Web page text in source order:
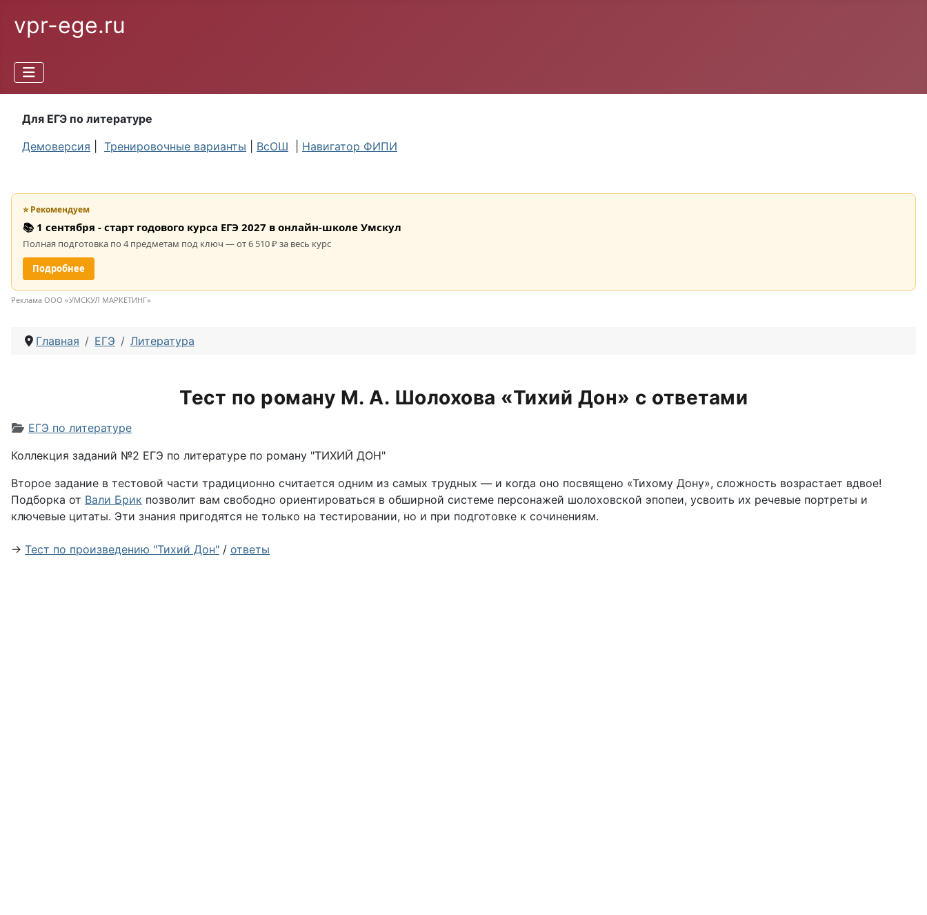
vpr-ege.ru
Для ЕГЭ по литературе
Демоверсия
Тренировочные варианты ВсОШ Навигатор ФИПИ
⭐ Рекомендуем
📚 1 сентября - старт годового курса ЕГЭ 2027 в онлайн-школе Умскул
Полная подготовка по 4 предметам под ключ — от 6 510 ₽ за весь курс
Подробнее
Реклама ООО «УМСКУЛ МАРКЕТИНГ»
Главная ЕГЭ Литература
Тест по роману М. А. Шолохова «Тихий Дон» с ответами
Информация о материале
ЕГЭ по литературе
Коллекция заданий №2 ЕГЭ по литературе по роману "ТИХИЙ ДОН"
Второе задание в тестовой части традиционно считается одним из самых трудных — и когда оно посвящено «Тихому Дону», сложность возрастает вдвое!
Подборка от Вали Брик позволит вам свободно ориентироваться в обширной системе персонажей шолоховской эпопеи, усвоить их речевые портреты и
ключевые цитаты. Эти знания пригодятся не только на тестировании, но и при подготовке к сочинениям.
→ Тест по произведению "Тихий Дон" / ответы